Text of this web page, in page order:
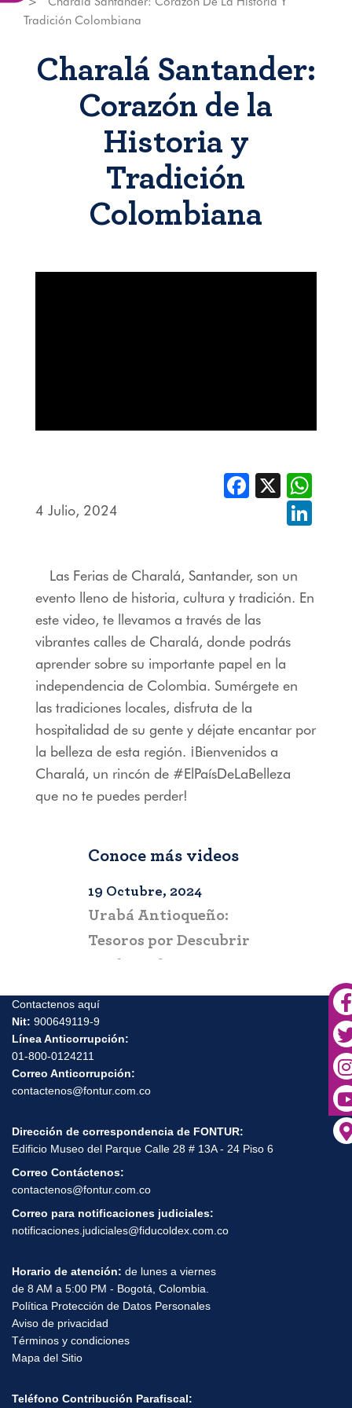
Tradición Colombiana
Charalá Santander:
Corazón de la
Historia y
Tradición
Colombiana
4 Julio, 2024
Facebook
X
Las Ferias de Charalá, Santander, son un
evento lleno de historia, cultura y tradición. En
este video, te llevamos a través de las
vibrantes calles de Charalá, donde podrás
aprender sobre su importante papel en la
independencia de Colombia. Sumérgete en
las tradiciones locales, disfruta de la
hospitalidad de su gente y déjate encantar por
la belleza de esta región. ¡Bienvenidos a
Charalá, un rincón de #ElPaísDeLaBelleza
que no te puedes perder!
Conoce más videos
19 Octubre, 2024
Urabá Antioqueño:
Tesoros por Descubrir
Contactenos aquí
Nit: 900649119-9
Línea Anticorrupción:
01-800-0124211
Correo Anticorrupción:
contactenos@fontur.com.co
Dirección de correspondencia de FONTUR:
Edificio Museo del Parque Calle 28 # 13A - 24 Piso 6
Correo Contáctenos:
contactenos@fontur.com.co
Correo para notificaciones judiciales:
notificaciones.judiciales@fiducoldex.com.co
Horario de atención: de lunes a viernes
de 8 AM a 5:00 PM - Bogotá, Colombia.
Política Protección de Datos Personales
Aviso de privacidad
Términos y condiciones
Mapa del Sitio
Teléfono Contribución Parafiscal: